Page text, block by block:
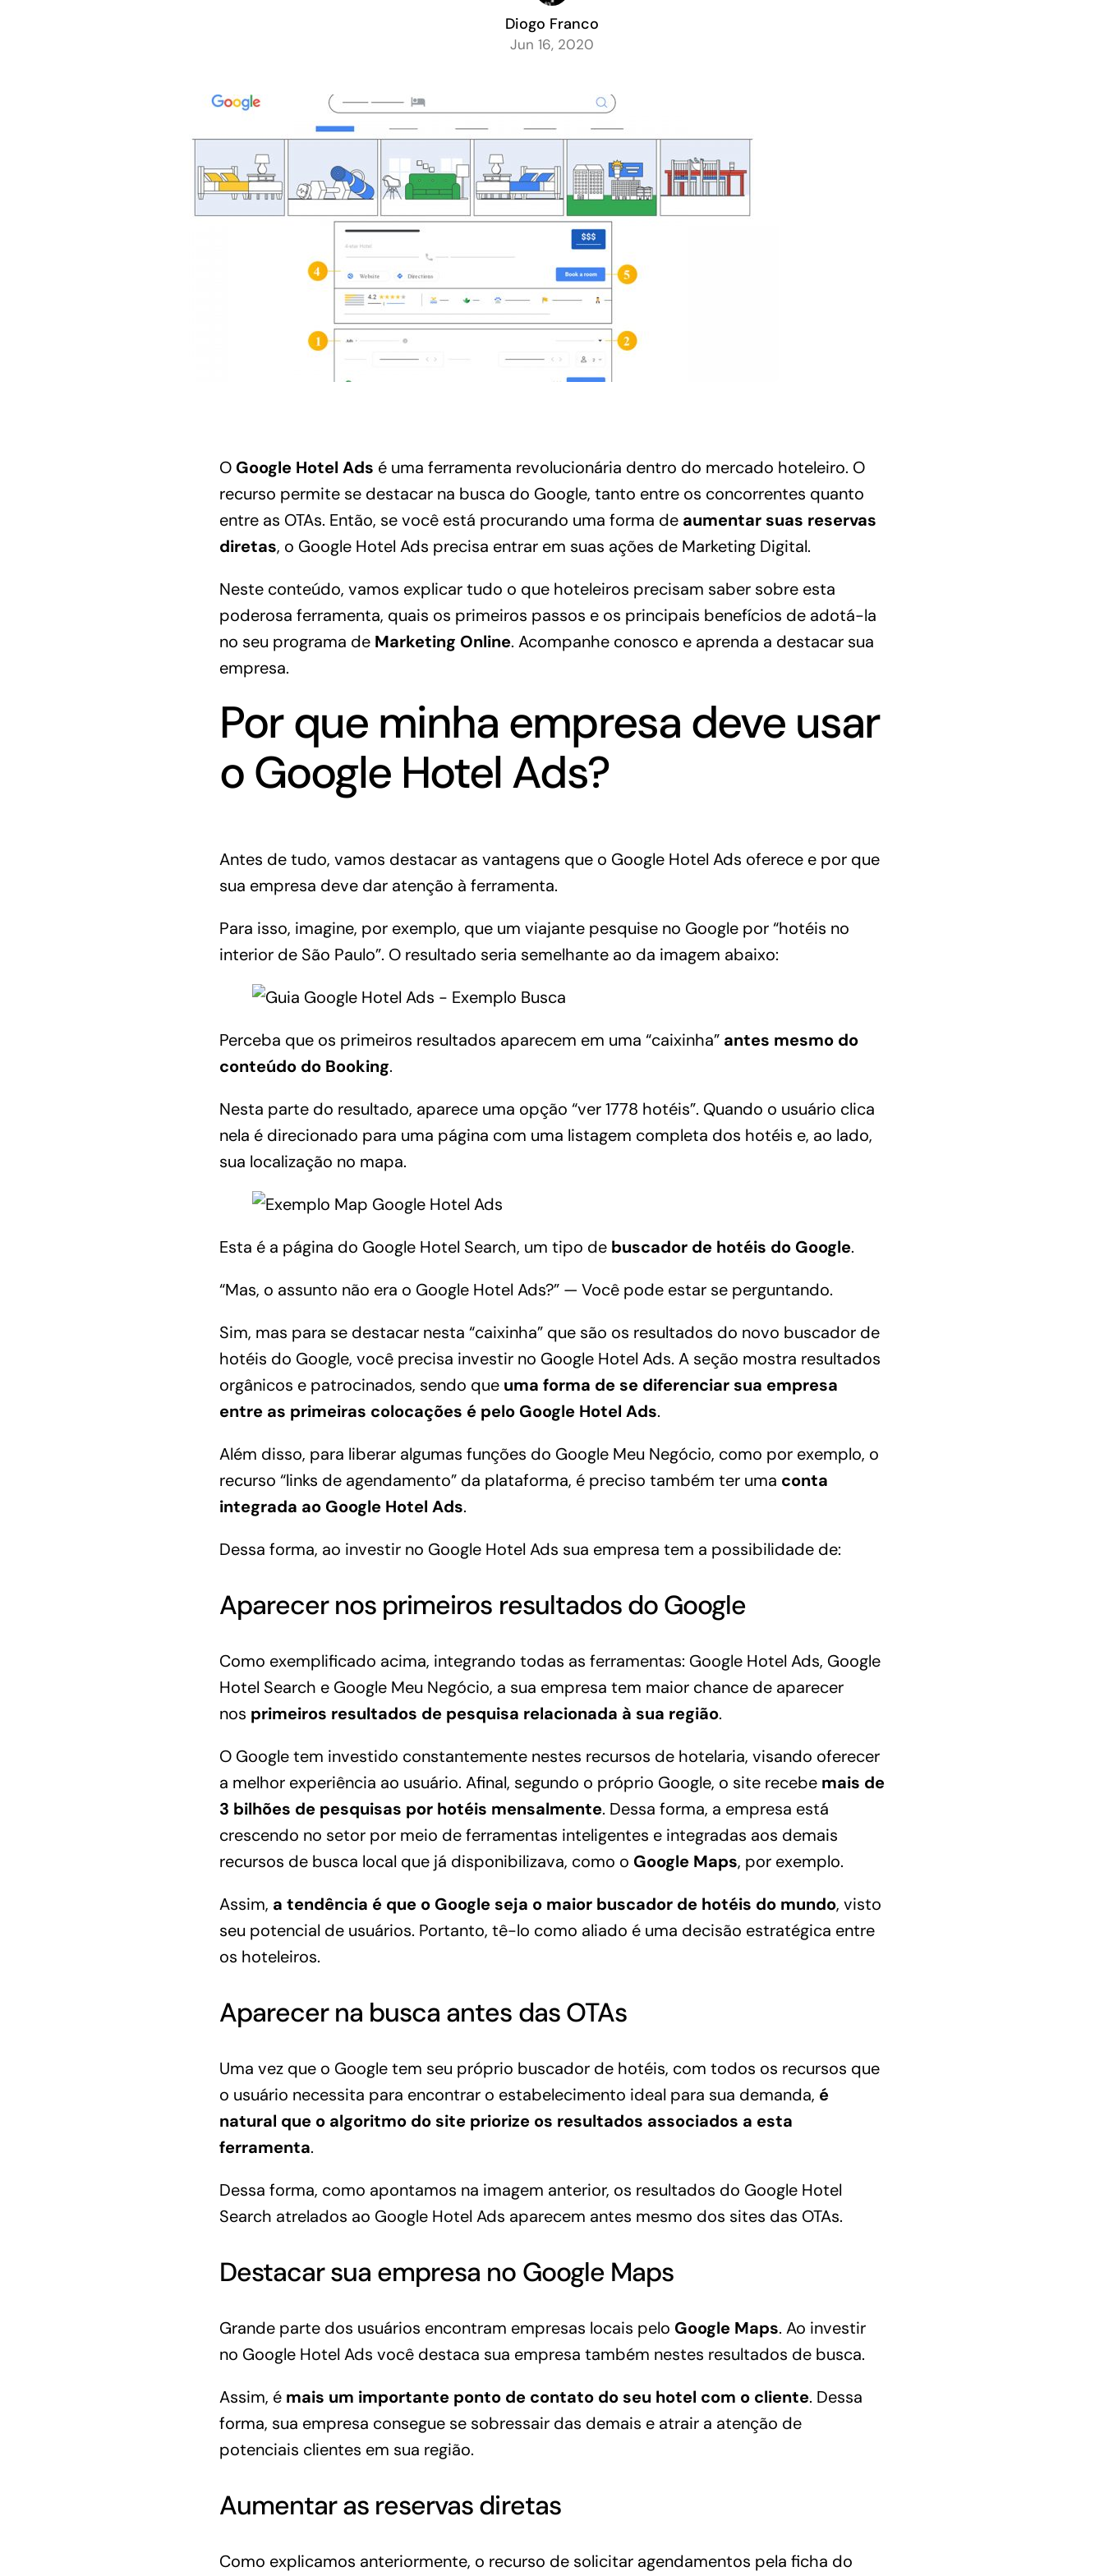
Diogo Franco
Jun 16, 2020
O Google Hotel Ads é uma ferramenta revolucionária dentro do mercado hoteleiro. O
recurso permite se destacar na busca do Google, tanto entre os concorrentes quanto
entre as OTAs. Então, se você está procurando uma forma de aumentar suas reservas
diretas, o Google Hotel Ads precisa entrar em suas ações de Marketing Digital.
Neste conteúdo, vamos explicar tudo o que hoteleiros precisam saber sobre esta
poderosa ferramenta, quais os primeiros passos e os principais benefícios de adotá-la
no seu programa de Marketing Online. Acompanhe conosco e aprenda a destacar sua
empresa.
Por que minha empresa deve usar
o Google Hotel Ads?
Antes de tudo, vamos destacar as vantagens que o Google Hotel Ads oferece e por que
sua empresa deve dar atenção à ferramenta.
Para isso, imagine, por exemplo, que um viajante pesquise no Google por “hotéis no
interior de São Paulo”. O resultado seria semelhante ao da imagem abaixo:
Perceba que os primeiros resultados aparecem em uma “caixinha” antes mesmo do
conteúdo do Booking.
Nesta parte do resultado, aparece uma opção “ver 1778 hotéis”. Quando o usuário clica
nela é direcionado para uma página com uma listagem completa dos hotéis e, ao lado,
sua localização no mapa.
Esta é a página do Google Hotel Search, um tipo de buscador de hotéis do Google.
“Mas, o assunto não era o Google Hotel Ads?” — Você pode estar se perguntando.
Sim, mas para se destacar nesta “caixinha” que são os resultados do novo buscador de
hotéis do Google, você precisa investir no Google Hotel Ads. A seção mostra resultados
orgânicos e patrocinados, sendo que uma forma de se diferenciar sua empresa
entre as primeiras colocações é pelo Google Hotel Ads.
Além disso, para liberar algumas funções do Google Meu Negócio, como por exemplo, o
recurso “links de agendamento” da plataforma, é preciso também ter uma conta
integrada ao Google Hotel Ads.
Dessa forma, ao investir no Google Hotel Ads sua empresa tem a possibilidade de:
Aparecer nos primeiros resultados do Google
Como exemplificado acima, integrando todas as ferramentas: Google Hotel Ads, Google
Hotel Search e Google Meu Negócio, a sua empresa tem maior chance de aparecer
nos primeiros resultados de pesquisa relacionada à sua região.
O Google tem investido constantemente nestes recursos de hotelaria, visando oferecer
a melhor experiência ao usuário. Afinal, segundo o próprio Google, o site recebe mais de
3 bilhões de pesquisas por hotéis mensalmente. Dessa forma, a empresa está
crescendo no setor por meio de ferramentas inteligentes e integradas aos demais
recursos de busca local que já disponibilizava, como o Google Maps, por exemplo.
Assim, a tendência é que o Google seja o maior buscador de hotéis do mundo, visto
seu potencial de usuários. Portanto, tê-lo como aliado é uma decisão estratégica entre
os hoteleiros.
Aparecer na busca antes das OTAs
Uma vez que o Google tem seu próprio buscador de hotéis, com todos os recursos que
o usuário necessita para encontrar o estabelecimento ideal para sua demanda, é
natural que o algoritmo do site priorize os resultados associados a esta
ferramenta.
Dessa forma, como apontamos na imagem anterior, os resultados do Google Hotel
Search atrelados ao Google Hotel Ads aparecem antes mesmo dos sites das OTAs.
Destacar sua empresa no Google Maps
Grande parte dos usuários encontram empresas locais pelo Google Maps. Ao investir
no Google Hotel Ads você destaca sua empresa também nestes resultados de busca.
Assim, é mais um importante ponto de contato do seu hotel com o cliente. Dessa
forma, sua empresa consegue se sobressair das demais e atrair a atenção de
potenciais clientes em sua região.
Aumentar as reservas diretas
Como explicamos anteriormente, o recurso de solicitar agendamentos pela ficha do